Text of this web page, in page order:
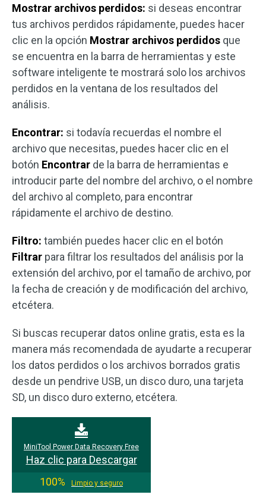
Mostrar archivos perdidos: si deseas encontrar
tus archivos perdidos rápidamente, puedes hacer
clic en la opción Mostrar archivos perdidos que
se encuentra en la barra de herramientas y este
software inteligente te mostrará solo los archivos
perdidos en la ventana de los resultados del
análisis.
Encontrar: si todavía recuerdas el nombre el
archivo que necesitas, puedes hacer clic en el
botón Encontrar de la barra de herramientas e
introducir parte del nombre del archivo, o el nombre
del archivo al completo, para encontrar
rápidamente el archivo de destino.
Filtro: también puedes hacer clic en el botón
Filtrar para filtrar los resultados del análisis por la
extensión del archivo, por el tamaño de archivo, por
la fecha de creación y de modificación del archivo,
etcétera.
Si buscas recuperar datos online gratis, esta es la
manera más recomendada de ayudarte a recuperar
los datos perdidos o los archivos borrados gratis
desde un pendrive USB, un disco duro, una tarjeta
SD, un disco duro externo, etcétera.
MiniTool Power Data Recovery Free
Haz clic para Descargar
100%
Limpio y seguro